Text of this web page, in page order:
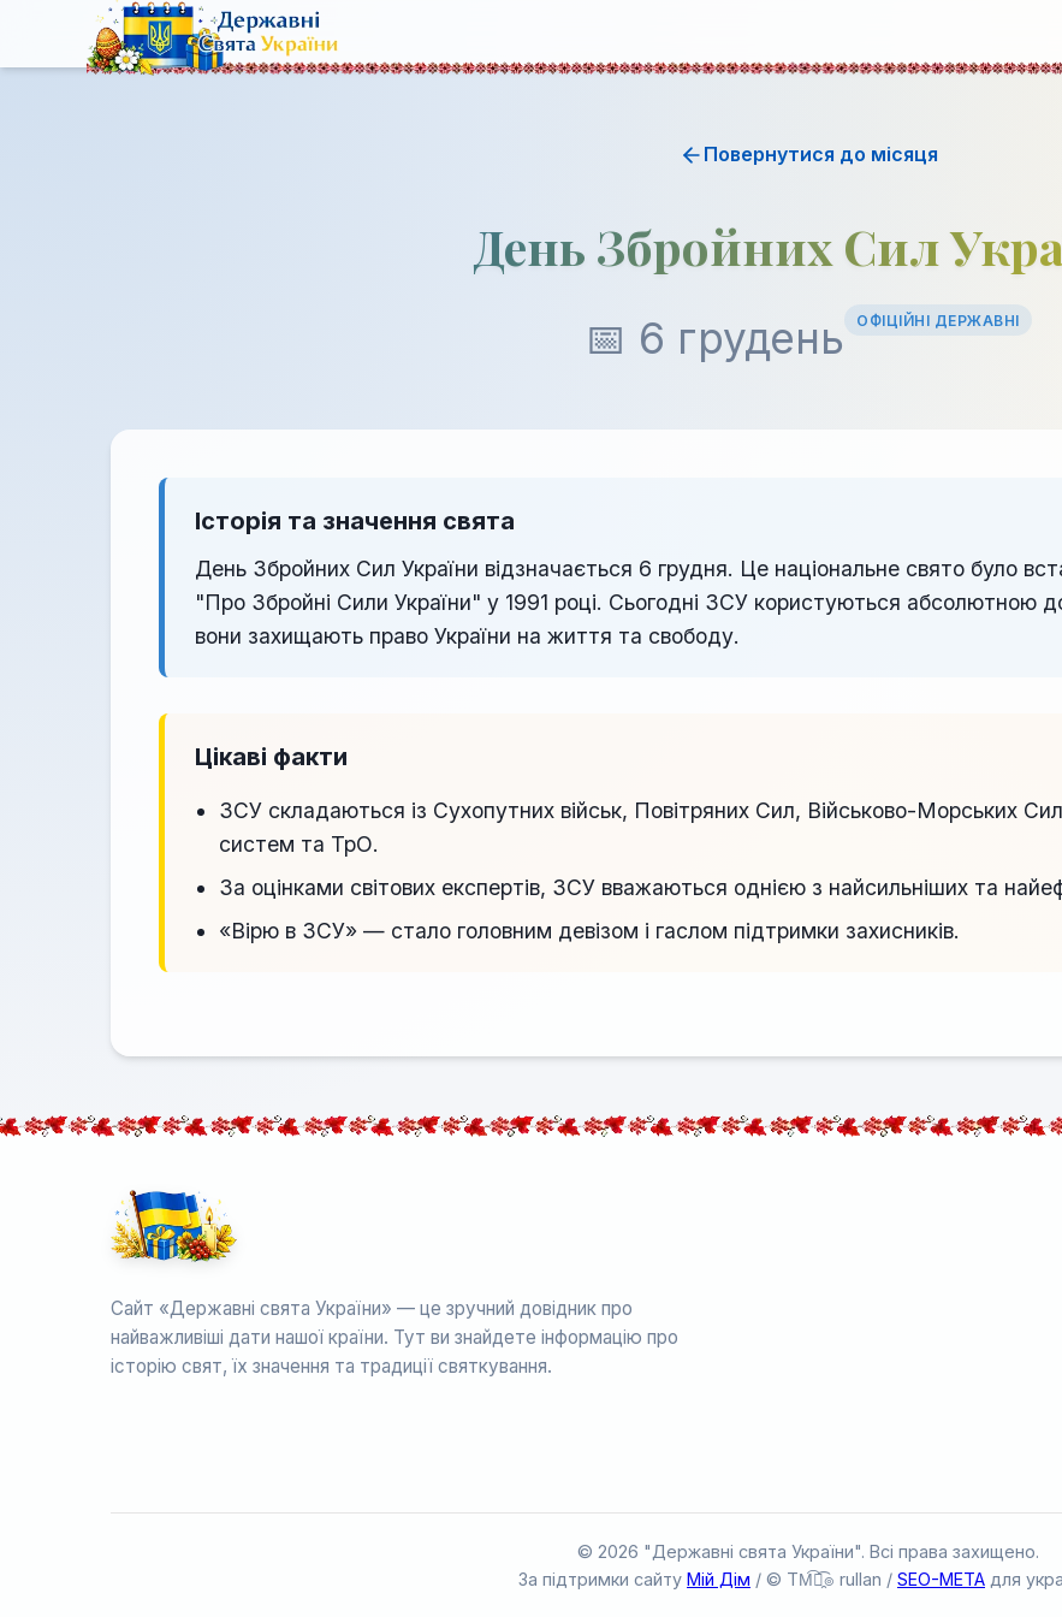
Повернутися до місяця
День Збройних Сил
📅 6 грудень ОФІЦІЙНІ ДЕРЖАВНІ
Історія та значення свята
День Збройних Сил України відзначається 6 грудня. Це національне свято було
"Про Збройні Сили України" у 1991 році. Сьогодні ЗСУ користуються абсолютною
вони захищають право України на життя та свободу.
Цікаві факти
ЗСУ складаються із Сухопутних військ, Повітряних Сил, Військово-Морських
систем та ТрО.
За оцінками світових експертів, ЗСУ вважаються однією з найсильніших та
«Вірю в ЗСУ» — стало головним девізом і гаслом підтримки захисників.
Сайт «Державні свята України» — це зручний довідник про
найважливіші дати нашої країни. Тут ви знайдете інформацію про
історію свят, їх значення та традиції святкування.
© 2026 "Державні свята України". Всі права захищено.
За підтримки сайту Мій Дім / © TM͡๏̯͡๏ rullan / SEO-META для